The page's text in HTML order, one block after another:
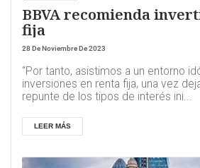
BBVA recomienda invertir
fija
28 De Noviembre De 2023
“Por tanto, asistimos a un entorno
inversiones en renta fija, una vez
repunte de los tipos de interés ini...
LEER MÁS